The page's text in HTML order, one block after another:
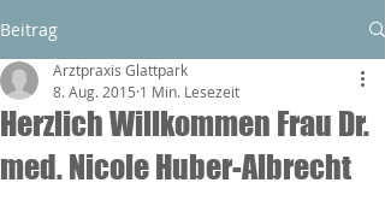
Beitrag
Herzlich Willkommen Frau Dr.
med. Nicole Huber-Albrecht
Arztpraxis Glattpark
8. Aug. 2015 1 Min. Lesezeit